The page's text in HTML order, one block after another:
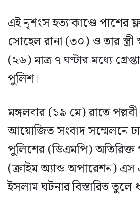
এই নৃশংস হত্যাকাণ্ডে পাশের
সোহেল রানা (৩০) ও তার স্ত্রী
(২৬) মাত্র ৭ ঘণ্টার মধ্যে
পুলিশ।
মঙ্গলবার (১৯ মে) রাতে পল্লবী
আয়োজিত সংবাদ সম্মেলনে
পুলিশের (ডিএমপি)
(ক্রাইম অ্যান্ড অপারেশন)
ইসলাম ঘটনার বিস্তারিত তুলে